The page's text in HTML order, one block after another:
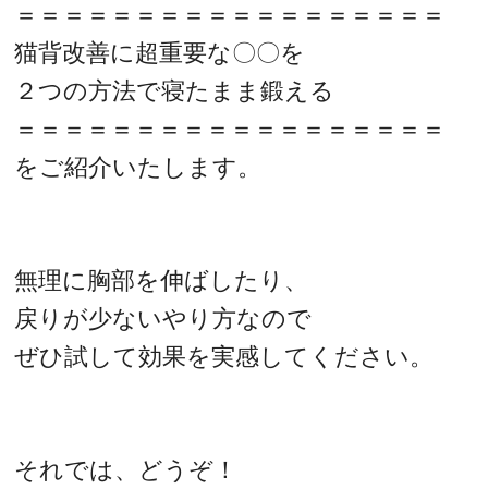
＝＝＝＝＝＝＝＝＝＝＝＝＝＝＝＝＝＝
猫背改善に超重要な〇〇を
２つの方法で寝たまま鍛える
＝＝＝＝＝＝＝＝＝＝＝＝＝＝＝＝＝＝
をご紹介いたします。
無理に胸部を伸ばしたり、
戻りが少ないやり方なので
ぜひ試して効果を実感してください。
それでは、どうぞ！